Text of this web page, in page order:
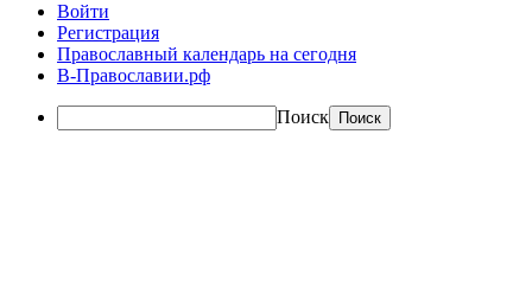
Войти
Регистрация
Православный календарь на сегодня
В-Православии.рф
Поиск